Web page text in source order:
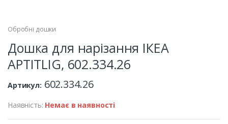
Обробні дошки
Дошка для нарізання ІКЕА
APTITLIG, 602.334.26
Артикул: 602.334.26
Наявність: Немає в наявності